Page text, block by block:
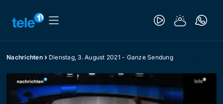
Nachrichten Dienstag, 3. August 2021 - Ganze Sendung